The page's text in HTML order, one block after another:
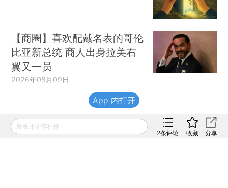
【商圈】喜欢配戴名表的哥伦
比亚新总统 商人出身拉美右
翼又一员
2026年08月09日
财新移动
发表评论得积分
2条评论 收藏 分享
App 内打开